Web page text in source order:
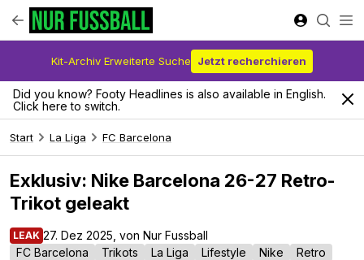
Kit-Archiv Erweiterte Suche Jetzt recherchieren
Did you know? Footy Headlines is also available in English.
Click here to switch.
Start La Liga FC Barcelona
Exklusiv: Nike Barcelona 26-27 Retro-
Trikot geleakt
LEAK 27. Dez 2025, von Nur Fussball
FC Barcelona
Trikots La Liga Lifestyle Nike
Retro